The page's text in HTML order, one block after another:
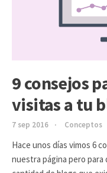
9 consejos
visitas a tu
7 sep 2016 Conceptos
Hace unos días vimos 6
nuestra página pero